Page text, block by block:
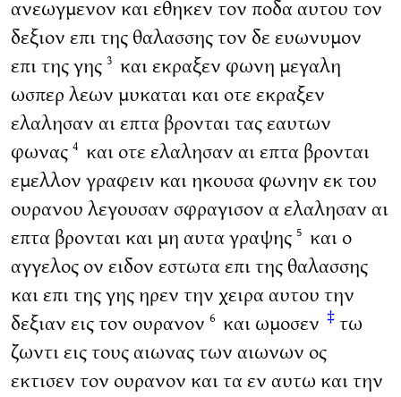
ανεωγμενον και εθηκεν τον ποδα αυτου τον
δεξιον επι της θαλασσης τον δε ευωνυμον
επι της γης 3 και εκραξεν φωνη μεγαλη
ωσπερ λεων μυκαται και οτε εκραξεν
ελαλησαν αι επτα βρονται τας εαυτων
φωνας 4 και οτε ελαλησαν αι επτα βρονται
εμελλον γραφειν και ηκουσα φωνην εκ του
ουρανου λεγουσαν σφραγισον α ελαλησαν αι
επτα βρονται και μη αυτα γραψης 5 και ο
αγγελος ον ειδον εστωτα επι της θαλασσης
και επι της γης ηρεν την χειρα αυτου την
δεξιαν εις τον ουρανον 6 και ωμοσεν ‡τω
ζωντι εις τους αιωνας των αιωνων ος
εκτισεν τον ουρανον και τα εν αυτω και την